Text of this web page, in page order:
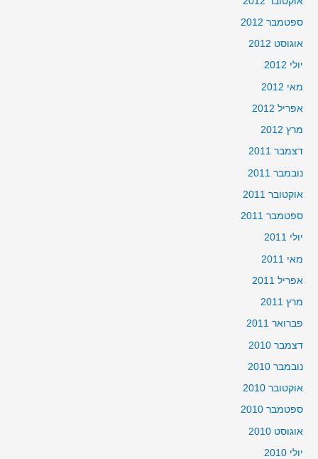
ספטמבר 2012
אוגוסט 2012
יולי 2012
מאי 2012
אפריל 2012
מרץ 2012
דצמבר 2011
נובמבר 2011
אוקטובר 2011
ספטמבר 2011
יולי 2011
מאי 2011
אפריל 2011
מרץ 2011
פברואר 2011
דצמבר 2010
נובמבר 2010
אוקטובר 2010
ספטמבר 2010
אוגוסט 2010
יולי 2010